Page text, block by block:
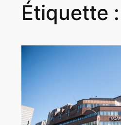
Étiquette :